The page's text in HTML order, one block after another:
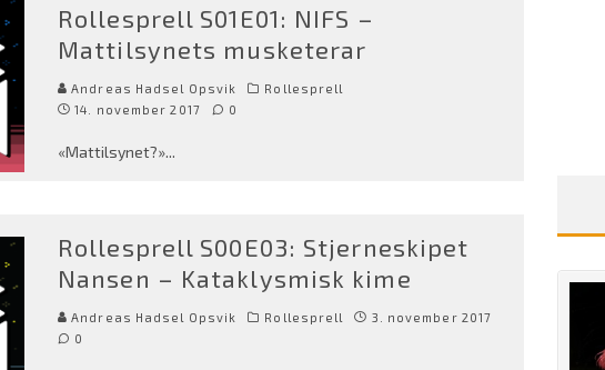
Rollesprell S01E01: NIFS –
Mattilsynets musketerar
Andreas Hadsel Opsvik
Rollesprell
14. november 2017
0
«Mattilsynet?»...
Rollesprell S00E03: Stjerneskipet
Nansen – Kataklysmisk kime
Andreas Hadsel Opsvik Rollesprell
3. november 2017
0